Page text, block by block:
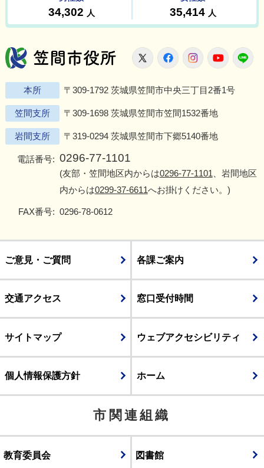
笠間市役所
X FacebookInstagram
本所 〒309-1792 茨城県笠間市中央三丁目2番1号
笠間支所 〒309-1698 茨城県笠間市笠間1532番地
岩間支所 〒319-0294 茨城県笠間市下郷5140番地
電話番号: 0296-77-1101
(友部・笠間地区内からは0296-77-1101 、岩間地区
内からは0299-37-6611へお掛けください。)
FAX番号: 0296-78-0612
ご意見・ご質問 各課ご案内
交通アクセス 窓口受付時間
サイトマップ ウェブアクセシビリティ
個人情報保護方針 ホーム
市関連組織
教育委員会 図書館